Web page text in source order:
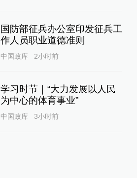
国防部征兵办公室印发征兵工
作人员职业道德准则
中国政库 2小时前
学习时节｜“大力发展以人民
为中心的体育事业”
中国政库 3小时前